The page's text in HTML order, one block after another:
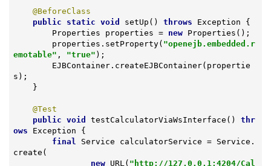
@BeforeClass
public
static void setUp () throws Exception {
        Properties properties =
new Properties();
        properties.setProperty(
"openejb.embedded.r
emotable" , "true" );
s);
@Test
public void testCalculatorViaWsInterface ()
thr
ows Exception {
final
Service calculatorService = Service.
create(
new URL( "http://127.0.0.1:4204/Cal